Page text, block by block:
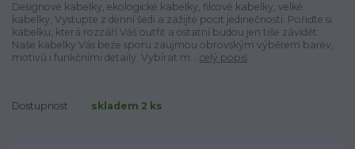
Designové kabelky, ekologické kabelky, filcové kabelky, velké
kabelky, Vystupte z denní šedi a zažijte pocit jedinečnosti. Pořiďte si
kabelku, která rozzáří Váš outfit a ostatní budou jen tiše závidět.
Naše kabelky Vás beze sporu zaujmou obrovským výběrem barev,
motivů i funkčními detaily. Vybírat m... celý popis
Dostupnost skladem 2 ks